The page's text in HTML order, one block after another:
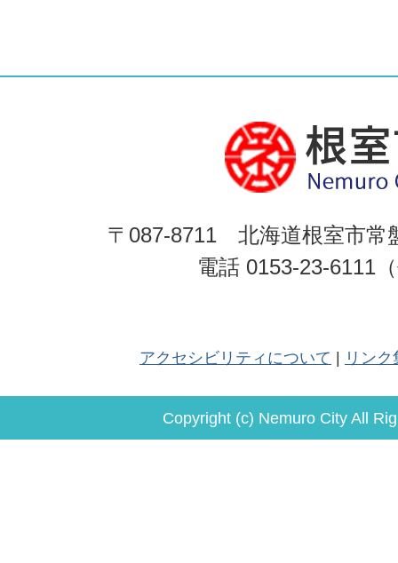
〒087-8711 北海道根室市常
電話 0153-23-6111
アクセシビリティについて リンク
Copyright (c) Nemuro City All